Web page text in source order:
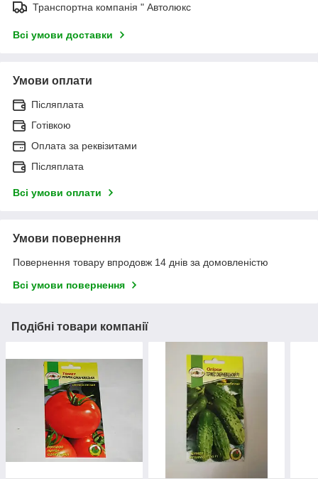
Транспортна компанія " Автолюкс
Всі умови доставки
Умови оплати
Післяплата
Готівкою
Оплата за реквізитами
Післяплата
Всі умови оплати
Умови повернення
Повернення товару впродовж 14 днів за домовленістю
Всі умови повернення
Подібні товари компанії